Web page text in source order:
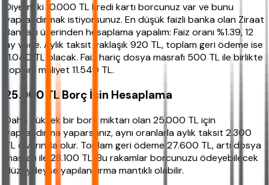
Diyelim ki 10.000 TL kredi kartı borcunuz var ve bunu
yapılandırmak istiyorsunuz. En düşük faizli banka olan Ziraat
Bankası üzerinden hesaplama yapalım: Faiz oranı %1.39, 12
ay vade. Aylık taksit yaklaşık 920 TL, toplam geri ödeme ise
11.040 TL olacak. Faiz hariç dosya masrafı 500 TL ile birlikte
toplam maliyet 11.540 TL.
25.000 TL Borç İçin Hesaplama
Daha yüksek bir borç miktarı olan 25.000 TL için
yapılandırma yaparsanız, aynı oranlarla aylık taksit 2.300
TL civarında olur. Toplam geri ödeme 27.600 TL, artı dosya
masrafı ile 28.100 TL. Bu rakamlar borcunuzu ödeyebilecek
düzeydeyse yapılandırma mantıklı olabilir.